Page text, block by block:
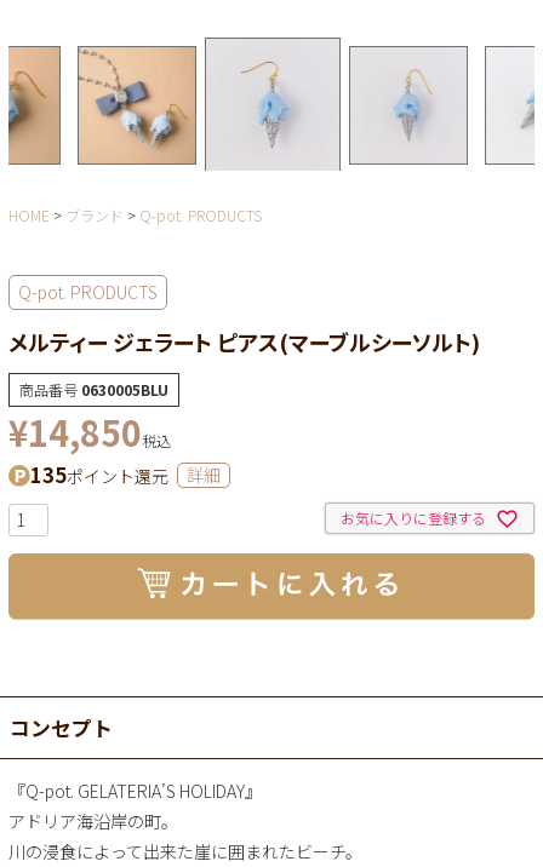
HOME ブランド Q-pot. PRODUCTS
Q-pot. PRODUCTS
メルティー ジェラート ピアス(マーブルシーソルト)
商品番号 0630005BLU
¥14,850税込
135ポイント還元 詳細
お気に入りに登録する
コンセプト
『Q-pot. GELATERIA’S HOLIDAY』
アドリア海沿岸の町。
川の浸食によって出来た崖に囲まれたビーチ。